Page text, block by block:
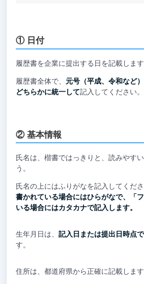
① 日付
履歴書を企業に提出する日を記載します
履歴書全体で、 元号（平成、令和など
どちらかに統一して記入してください。
② 基本情報
氏名は、楷書ではっきりと、読みやす
う。
氏名の上にはふりがなを記入してくださ
書かれている場合にはひらがなで、「
いる場合にはカタカナで記入します。
生年月日は、 記入日または提出日時点
す。
住所は、都道府県から正確に記載します